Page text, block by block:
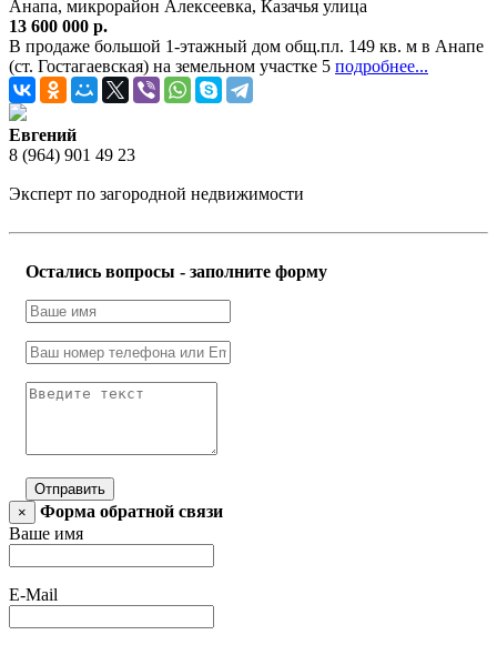
Анапа, микрорайон Алексеевка, Казачья улица
13 600 000 р.
В продаже большой 1-этажный дом общ.пл. 149 кв. м в Анапе
(ст. Гостагаевская) на земельном участке 5 подробнее...
Евгений
8 (964) 901 49 23
Эксперт по загородной недвижимости
Остались вопросы - заполните форму
Отправить
×
Форма обратной связи
Ваше имя
E-Mail